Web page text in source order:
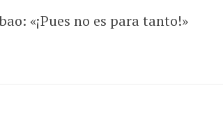
«¡Pues no es para tanto!»